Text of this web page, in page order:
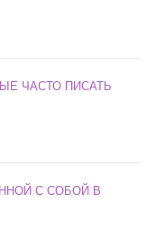
ЧАСТО ПИСАТЬ
С СОБОЙ В